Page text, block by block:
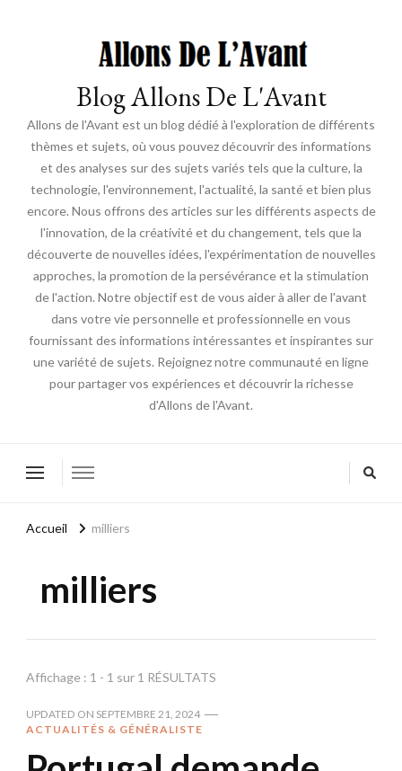
Blog Allons De L'Avant
Allons de l'Avant est un blog dédié à l'exploration de différents
thèmes et sujets, où vous pouvez découvrir des informations
et des analyses sur des sujets variés tels que la culture, la
technologie, l'environnement, l'actualité, la santé et bien plus
encore. Nous offrons des articles sur les différents aspects de
l'innovation, de la créativité et du changement, tels que la
découverte de nouvelles idées, l'expérimentation de nouvelles
approches, la promotion de la persévérance et la stimulation
de l'action. Notre objectif est de vous aider à aller de l'avant
dans votre vie personnelle et professionnelle en vous
fournissant des informations intéressantes et inspirantes sur
une variété de sujets. Rejoignez notre communauté en ligne
pour partager vos expériences et découvrir la richesse
d'Allons de l'Avant.
Accueil milliers
milliers
Affichage : 1 - 1 sur 1 RÉSULTATS
UPDATED ON SEPTEMBRE 21, 2024
ACTUALITÉS & GÉNÉRALISTE